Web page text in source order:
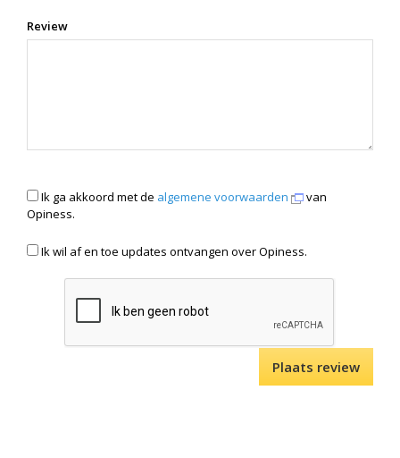
Review
Ik ga akkoord met de algemene voorwaarden
van
Opiness.
Ik wil af en toe updates ontvangen over Opiness.